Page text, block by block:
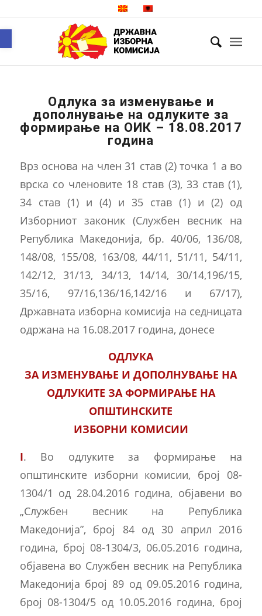
Одлука за изменување и
дополнување на одлуките за
формирање на ОИК – 18.08.2017
година
Врз основа на член 31 став (2) точка 1 а во
врска со членовите 18 став (3), 33 став (1),
34 став (1) и (4) и 35 став (1) и (2) од
Изборниот законик (Службен весник на
Република Македонија, бр. 40/06, 136/08,
148/08, 155/08, 163/08, 44/11, 51/11, 54/11,
142/12, 31/13, 34/13, 14/14, 30/14,196/15,
35/16, 97/16,136/16,142/16 и 67/17),
Државната изборна комисија на седницата
одржана на 16.08.2017 година, донесе
ОДЛУКА
ЗА ИЗМЕНУВАЊЕ И ДОПОЛНУВАЊЕ НА
ОДЛУКИТЕ ЗА ФОРМИРАЊЕ НА
ОПШТИНСКИТЕ
ИЗБОРНИ КОМИСИИ
I. Во одлуките за формирање на
општинските изборни комисии, број 08-
1304/1 од 28.04.2016 година, објавени во
„Службен весник на Република
Македонија”, број 84 од 30 април 2016
година, број 08-1304/3, 06.05.2016 година,
објавена во Службен весник на Република
Македонија број 89 од 09.05.2016 година,
број 08-1304/5 од 10.05.2016 година, број
Open toolbar